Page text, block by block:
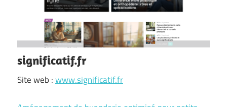
significatif.fr
Site web :www.significatif.fr